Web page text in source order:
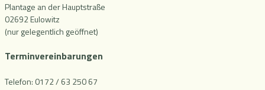
Plantage an der Hauptstraße
02692 Eulowitz
(nur gelegentlich geöffnet)
Terminvereinbarungen
Telefon: 0172 / 63 250 67